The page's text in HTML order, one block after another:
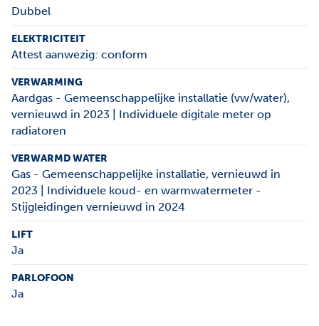
Dubbel
ELEKTRICITEIT
Attest aanwezig: conform
VERWARMING
Aardgas - Gemeenschappelijke installatie (vw/water),
vernieuwd in 2023 | Individuele digitale meter op
radiatoren
VERWARMD WATER
Gas - Gemeenschappelijke installatie, vernieuwd in
2023 | Individuele koud- en warmwatermeter -
Stijgleidingen vernieuwd in 2024
LIFT
Ja
PARLOFOON
Ja